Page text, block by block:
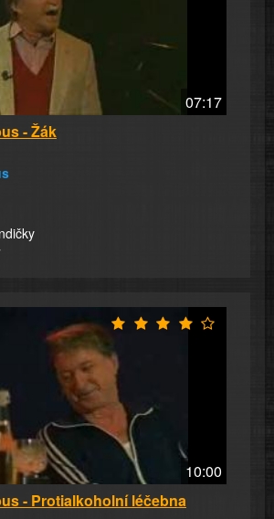
07:17
- Žák
10:00
- Protialkoholní léčebna